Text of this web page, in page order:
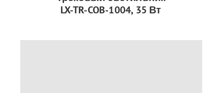
LX-TR-COB-1004, 35 Вт